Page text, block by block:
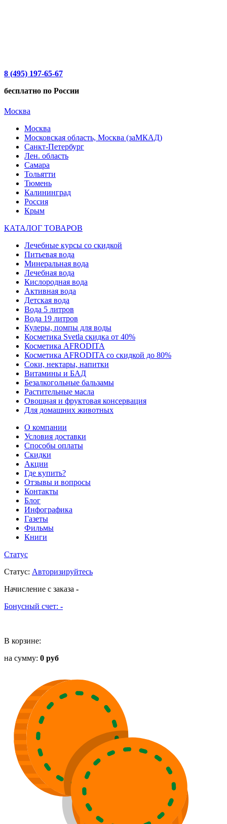
8 (495) 197-65-67
бесплатно по России
Москва
Москва
Московская область, Москва (заМКАД)
Санкт-Петербург
Лен. область
Самара
Тольятти
Тюмень
Калининград
Россия
Крым
КАТАЛОГ ТОВАРОВ
Лечебные курсы со скидкой
Питьевая вода
Минеральная вода
Лечебная вода
Кислородная вода
Активная вода
Детская вода
Вода 5 литров
Вода 19 литров
Кулеры, помпы для воды
Косметика Svetla скидка от 40%
Косметика AFRODITA
Косметика AFRODITA со скидкой до 80%
Соки, нектары, напитки
Витамины и БАД
Безалкогольные бальзамы
Растительные масла
Овощная и фруктовая консервация
Для домашних животных
О компании
Условия доставки
Способы оплаты
Скидки
Акции
Где купить?
Отзывы и вопросы
Контакты
Блог
Инфографика
Газеты
Фильмы
Книги
Статус
Статус: Авторизируйтесь
Начисление с заказа -
Бонусный счет: -
В корзине:
на сумму: 0 руб